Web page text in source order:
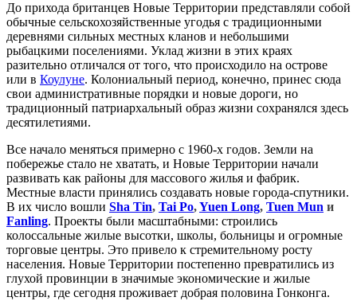
До прихода британцев Новые Территории представляли собой
обычные сельскохозяйственные угодья с традиционными
деревнями сильных местных кланов и небольшими
рыбацкими поселениями. Уклад жизни в этих краях
разительно отличался от того, что происходило на острове
или в Коулуне. Колониальный период, конечно, принес сюда
свои административные порядки и новые дороги, но
традиционный патриархальный образ жизни сохранялся здесь
десятилетиями.
Все начало меняться примерно с 1960-х годов. Земли на
побережье стало не хватать, и Новые Территории начали
развивать как районы для массового жилья и фабрик.
Местные власти принялись создавать новые города-спутники.
В их число вошли Sha Tin, Tai Po,Yuen Long, Tuen Mun и
Fanling. Проекты были масштабными: строились
колоссальные жилые высотки, школы, больницы и огромные
торговые центры. Это привело к стремительному росту
населения. Новые Территории постепенно превратились из
глухой провинции в значимые экономические и жилые
центры, где сегодня проживает добрая половина Гонконга.